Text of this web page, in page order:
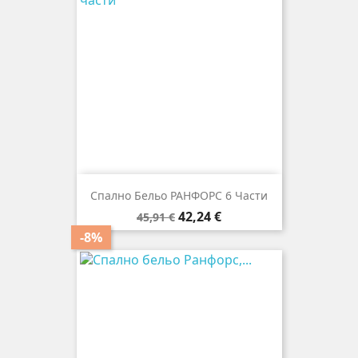
Спално Бельо РАНФОРС 6 Части
Редовна
цена
45,91 €
-8%
Цена
42,24 €